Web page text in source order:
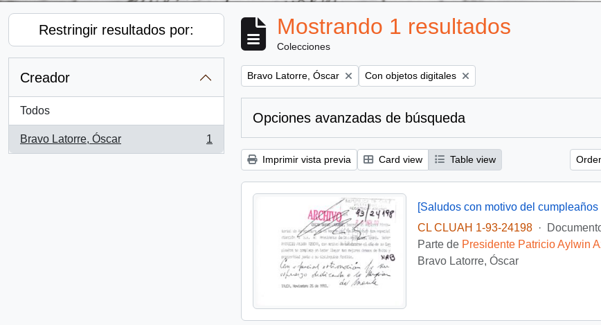
Restringir resultados por:
Creador
Todos
Bravo Latorre, Óscar
, 1 resultados
1
Mostrando 1 resultados
Colecciones
Remove filter:
Bravo Latorre, Óscar Remove filter:
Con objetos digitales
Opciones avanzadas de búsqueda
Imprimir vista previa Card view Table view
[Saludos con motivo del
CL CLUAH 1-93-24198
·
Parte de Presidente Patricio Aylwin
Bravo Latorre, Óscar